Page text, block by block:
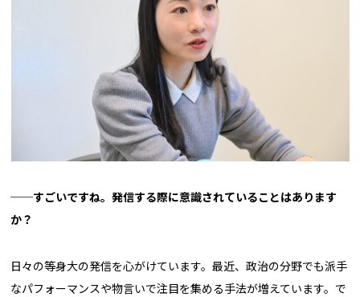
──すごいですね。発信する際に意識されていることはあります
か？
日々の等身大の発信を心がけています。最近、政治の分野でも派手
なパフォーマンスや物言いで注目を集める手法が増えています。で